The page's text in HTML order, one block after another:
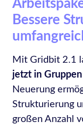
Bessere
Mit Gridbit 2.1
jetzt in
Neuerung
Strukturierung
großen Anzahl